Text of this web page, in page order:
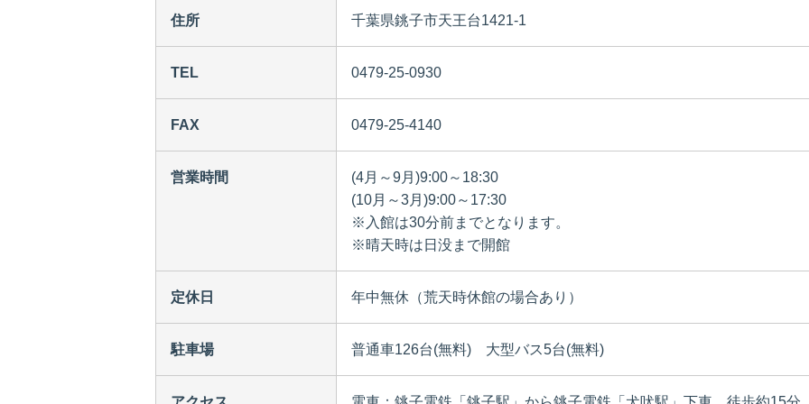
住所 千葉県銚子市天王台1421-1
TEL 0479-25-0930
FAX 0479-25-4140
営業時間
(4月～9月)9:00～18:30
(10月～3月)9:00～17:30
※入館は30分前までとなります。
※晴天時は日没まで開館
定休日 年中無休（荒天時休館の場合あり）
駐車場 普通車126台(無料) 大型バス5台(無料)